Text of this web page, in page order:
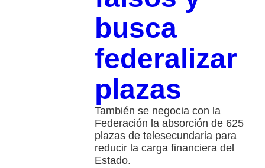
busca
federalizar
plazas
También se negocia con la
Federación la absorción de 625
plazas de telesecundaria para
reducir la carga financiera del
Estado.